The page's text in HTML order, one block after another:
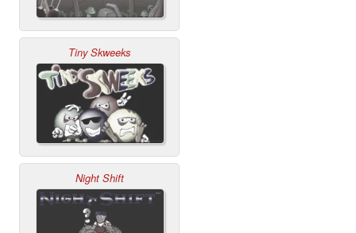
Tiny Skweeks
Night Shift